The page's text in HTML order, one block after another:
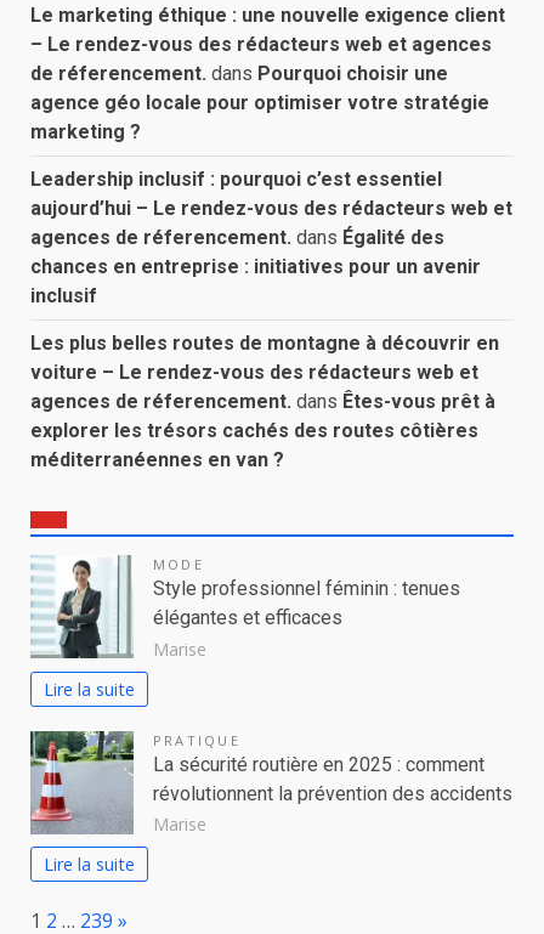
Le marketing éthique : une nouvelle exigence client
– Le rendez-vous des rédacteurs web et agences
de réferencement. dans Pourquoi choisir une
agence géo locale pour optimiser votre stratégie
marketing ?
Leadership inclusif : pourquoi c’est essentiel
aujourd’hui – Le rendez-vous des rédacteurs web et
agences de réferencement. dans Égalité des
chances en entreprise : initiatives pour un avenir
inclusif
Les plus belles routes de montagne à découvrir en
voiture – Le rendez-vous des rédacteurs web et
agences de réferencement. dans Êtes-vous prêt à
explorer les trésors cachés des routes côtières
méditerranéennes en van ?
MODE
Style professionnel féminin : tenues
élégantes et efficaces
Marise
Lire la suite
PRATIQUE
La sécurité routière en 2025 : comment
révolutionnent la prévention des accidents
Marise
Lire la suite
Page:
1 2 … 239 Next
»